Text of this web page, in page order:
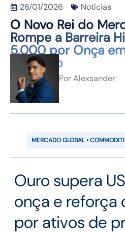
26/01/2026 Notícias
O Novo Rei do
Rompe a Barreira
5.000 por Onça
Proteção
PorAlexsander
MERCADO GLOBAL •
Ouro supera
onça e reforça
por ativos de